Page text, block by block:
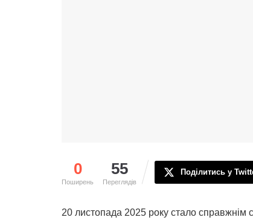
0
Поширень
55
Переглядів
Поділитись у
20 листопада 2025 року стало справжнім